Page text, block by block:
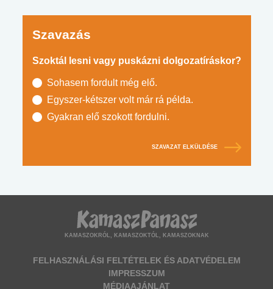
Szavazás
Szoktál lesni vagy puskázni dolgozatíráskor?
Sohasem fordult még elő.
Egyszer-kétszer volt már rá példa.
Gyakran elő szokott fordulni.
SZAVAZAT ELKÜLDÉSE
KAMASZOKRÓL, KAMASZOKTÓL, KAMASZOKNAK
FELHASZNÁLÁSI FELTÉTELEK ÉS ADATVÉDELEM
IMPRESSZUM
MÉDIAAJÁNLAT